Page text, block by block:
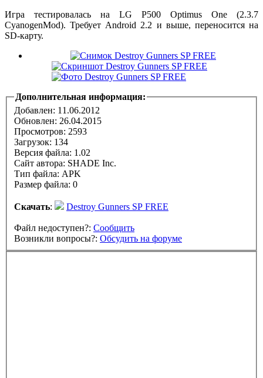
Игра тестировалась на LG P500 Optimus One (2.3.7
CyanogenMod). Требует Android 2.2 и выше, переносится на
SD-карту.
Дополнительная информация:
Добавлен: 11.06.2012
Обновлен: 26.04.2015
Просмотров: 2593
Загрузок: 134
Версия файла: 1.02
Сайт автора: SHADE Inc.
Тип файла: APK
Размер файла: 0
Скачать: Destroy Gunners SP FREE
Файл недоступен?: Сообщить
Возникли вопросы?: Обсудить на форуме